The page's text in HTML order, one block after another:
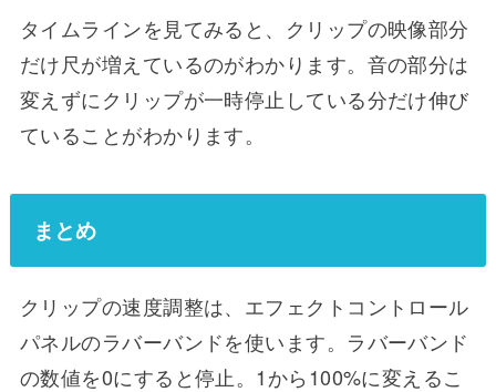
タイムラインを見てみると、クリップの映像部分
だけ尺が増えているのがわかります。音の部分は
変えずにクリップが一時停止している分だけ伸び
ていることがわかります。
まとめ
クリップの速度調整は、エフェクトコントロール
パネルのラバーバンドを使います。ラバーバンド
の数値を0にすると停止。1から100%に変えるこ